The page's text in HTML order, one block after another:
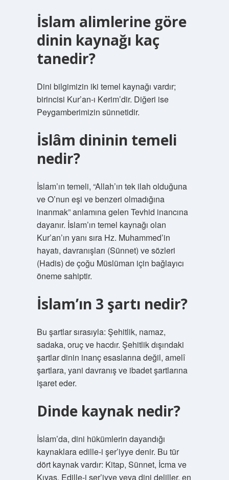
İslam alimlerine göre
dinin kaynağı kaç
tanedir?
Dini bilgimizin iki temel kaynağı vardır;
birincisi Kur’an-ı Kerim’dir. Diğeri ise
Peygamberimizin sünnetidir.
İslâm dininin temeli
nedir?
İslam’ın temeli, “Allah’ın tek ilah olduğuna
ve O’nun eşi ve benzeri olmadığına
inanmak” anlamına gelen Tevhid inancına
dayanır. İslam’ın temel kaynağı olan
Kur’an’ın yanı sıra Hz. Muhammed’in
hayatı, davranışları (Sünnet) ve sözleri
(Hadis) de çoğu Müslüman için bağlayıcı
öneme sahiptir.
İslam’ın 3 şartı nedir?
Bu şartlar sırasıyla: Şehitlik, namaz,
sadaka, oruç ve hacdır. Şehitlik dışındaki
şartlar dinin inanç esaslarına değil, amelî
şartlara, yani davranış ve ibadet şartlarına
işaret eder.
Dinde kaynak nedir?
İslam’da, dini hükümlerin dayandığı
kaynaklara edille-i şer’iyye denir. Bu tür
dört kaynak vardır: Kitap, Sünnet, İcma ve
Kıyas. Edille-i şer’iyye veya dini deliller, en